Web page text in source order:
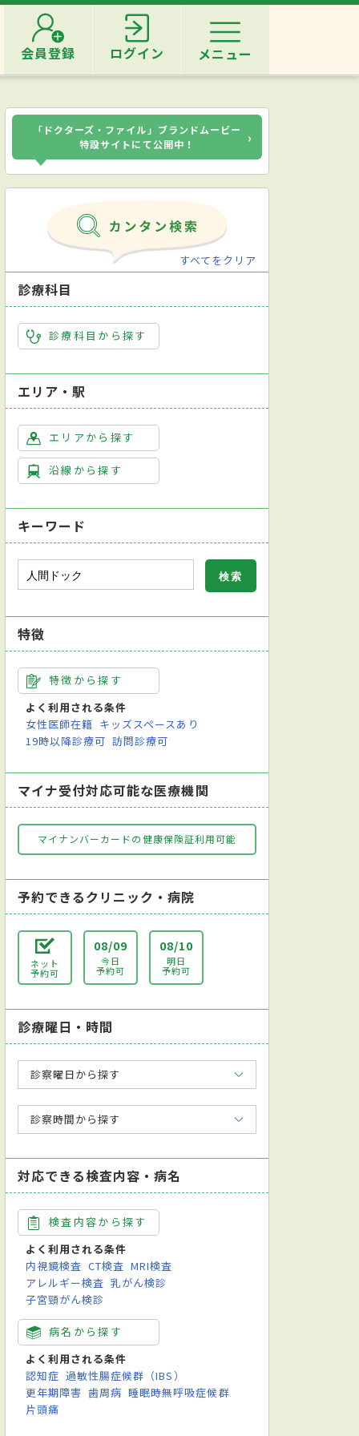
会員登録 ログイン メニュー
対応 日本外科学会外科専門医
がん検診 子宮頸がん検診
「ドクターズ・ファイル」ブランドムービー
特設サイトにて公開中！
›
すべてをクリア
診療科目
診療科目から探す
エリア・駅
エリアから探す
沿線から探す
キーワード
特徴
特徴から探す
よく利用される条件
女性医師在籍 キッズスペースあり
19時以降診療可 訪問診療可
マイナ受付対応可能な医療機関
マイナンバーカードの健康保険証利用可能
予約できるクリニック・病院
ネット
予約可
08/09
今日
予約可
08/10
明日
予約可
診療曜日・時間
診察曜日から探す
診察時間から探す
対応できる検査内容・病名
検査内容から探す
よく利用される条件
内視鏡検査 CT検査 MRI検査
アレルギー検査 乳がん検診
子宮頸がん検診
病名から探す
よく利用される条件
認知症 過敏性腸症候群（IBS）
更年期障害 歯周病 睡眠時無呼吸症候群
片頭痛